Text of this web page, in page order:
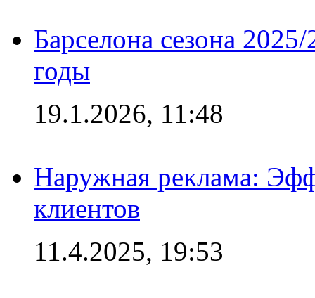
Барселона сезона
годы
19.1.2026, 11:48
Наружная реклама:
клиентов
11.4.2025, 19:53